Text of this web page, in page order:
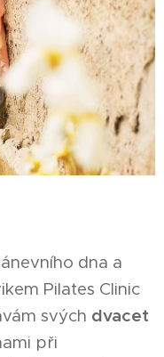
dna a
Pilates Clinic
svých dvacet
při